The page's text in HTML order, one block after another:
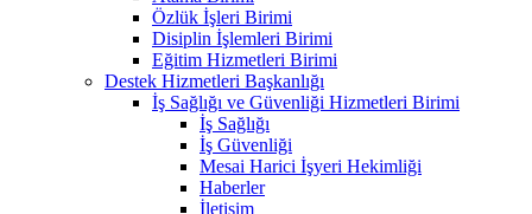
Özlük İşleri Birimi
Disiplin İşlemleri Birimi
Eğitim Hizmetleri Birimi
Destek Hizmetleri Başkanlığı
İş Sağlığı ve Güvenliği Hizmetleri Birimi
İş Sağlığı
İş Güvenliği
Mesai Harici İşyeri Hekimliği
Haberler
İletişim